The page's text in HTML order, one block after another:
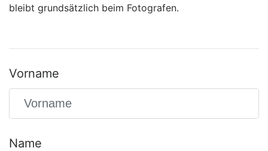
bleibt grundsätzlich beim Fotografen.
Vorname
Name